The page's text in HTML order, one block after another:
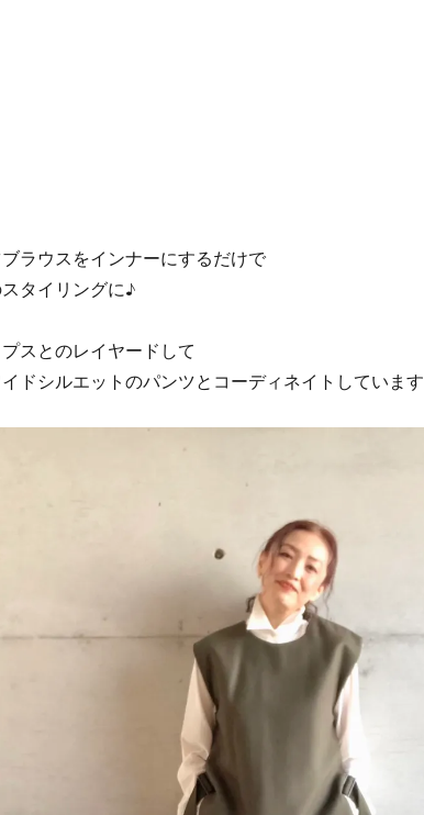
ラウスをインナーにするだけで
タイリングに♪
スとのレイヤードして
ドシルエットのパンツとコーディネイトしています